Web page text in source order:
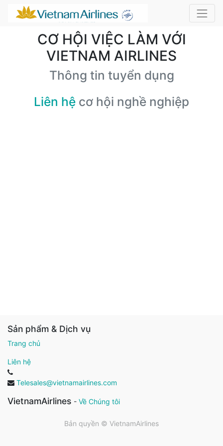
CƠ HỘI VIỆC LÀM VỚI
VIETNAM AIRLINES
Thông tin tuyển dụng
Liên hệ cơ hội nghề nghiệp
Sản phẩm & Dịch vụ
Trang chủ
Liên hệ
Telesales@vietnamairlines.com
VietnamAirlines - Về Chúng tôi
Bản quyền © VietnamAirlines